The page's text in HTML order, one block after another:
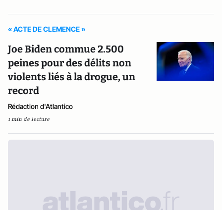
« ACTE DE CLEMENCE »
Joe Biden commue 2.500
peines pour des délits non
violents liés à la drogue, un
record
Rédaction d'Atlantico
1 min de lecture